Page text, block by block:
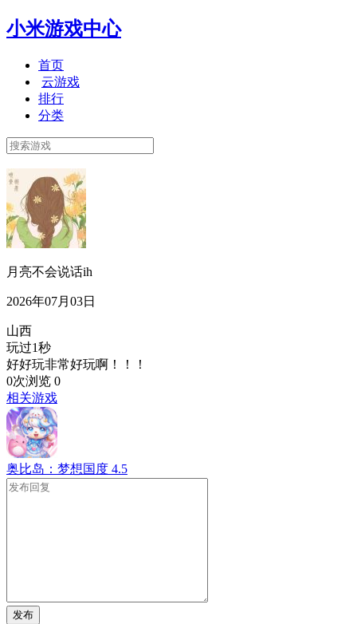
小米游戏中心
首页
云游戏
排行
分类
月亮不会说话ih
2026年07月03日
山西
玩过1秒
好好玩非常好玩啊！！！
0次浏览 0
相关游戏
奥比岛：梦想国度 4.5
发布